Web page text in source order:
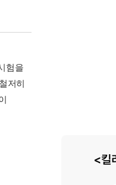
험을
저히